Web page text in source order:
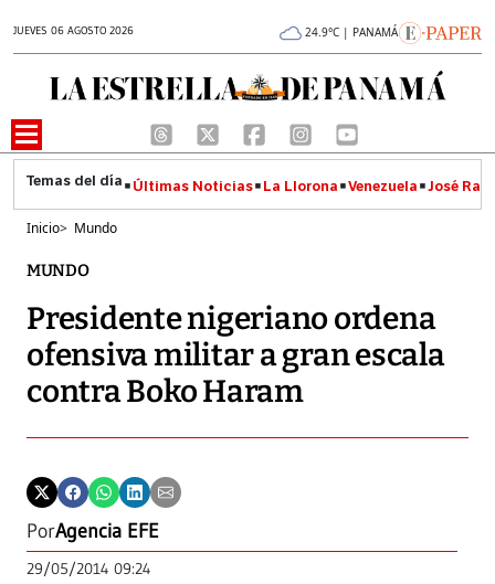
JUEVES 06 AGOSTO 2026 24.9°C | PANAMÁ
Últimas Noticias La Llorona Venezuela José
Inicio> Mundo
MUNDO
Presidente nigeriano ordena
ofensiva militar a gran escala
contra Boko Haram
PorAgencia EFE
29/05/2014 09:24